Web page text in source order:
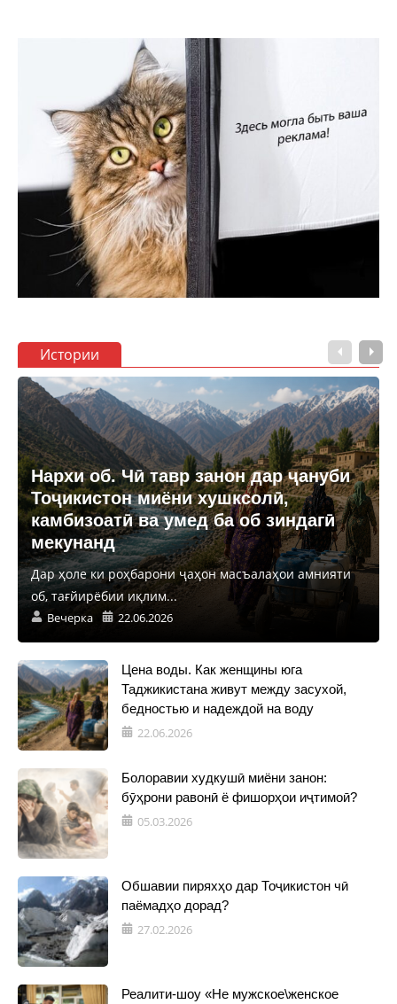
Истории
Нархи об. Чӣ тавр занон дар ҷануби
Тоҷикистон миёни хушксолӣ,
камбизоатӣ ва умед ба об зиндагӣ
мекунанд
Дар ҳоле ки роҳбарони ҷаҳон масъалаҳои амнияти
об, тағйирёбии иқлим...
Вечерка 22.06.2026
Цена воды. Как женщины юга
Таджикистана живут между засухой,
бедностью и надеждой на воду
22.06.2026
Болоравии худкушӣ миёни занон:
бӯҳрони равонӣ ё фишорҳои иҷтимоӣ?
05.03.2026
Обшавии пиряхҳо дар Тоҷикистон чӣ
паёмадҳо дорад?
27.02.2026
Реалити-шоу «Не мужское\женское